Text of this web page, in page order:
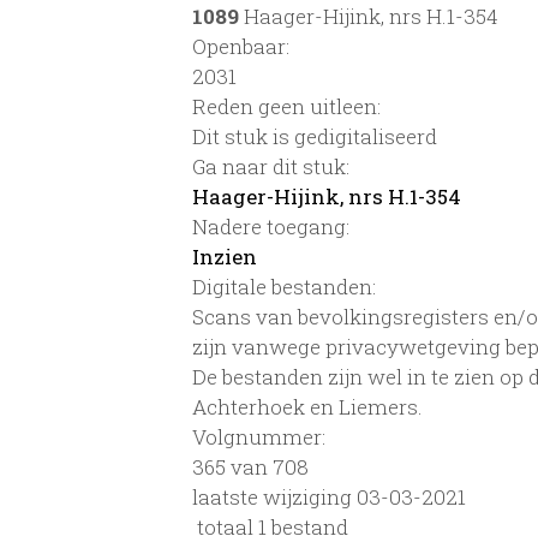
1089Haager-Hijink, nrs H.1-354
Openbaar:
2031
Reden geen uitleen:
Dit stuk is gedigitaliseerd
Ga naar dit stuk:
Haager-Hijink, nrs H.1-354
Nadere toegang:
Inzien
Digitale bestanden:
Scans van bevolkingsregisters en/
zijn vanwege privacywetgeving
De bestanden zijn wel in te zien
Achterhoek en Liemers.
Volgnummer:
365 van 708
laatste wijziging 03-03-2021
totaal 1 bestand